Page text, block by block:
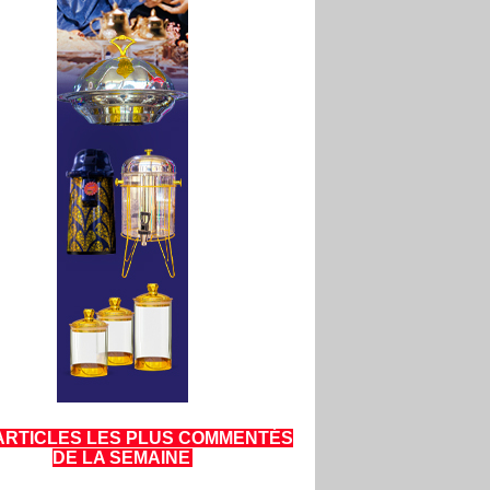
LES PLUS COMMENTÉS
DE LA SEMAINE